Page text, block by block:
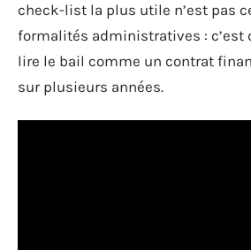
check-list la plus utile n’est pas
formalités administratives : c’est
lire le bail comme un contrat
sur plusieurs années.